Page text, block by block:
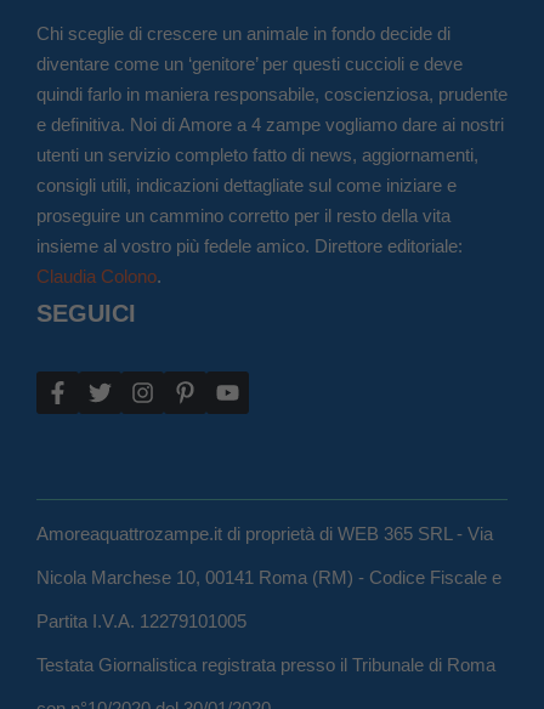
Chi sceglie di crescere un animale in fondo decide di
diventare come un ‘genitore’ per questi cuccioli e deve
quindi farlo in maniera responsabile, coscienziosa, prudente
e definitiva. Noi di Amore a 4 zampe vogliamo dare ai nostri
utenti un servizio completo fatto di news, aggiornamenti,
consigli utili, indicazioni dettagliate sul come iniziare e
proseguire un cammino corretto per il resto della vita
insieme al vostro più fedele amico. Direttore editoriale:
Claudia Colono.
SEGUICI
Amoreaquattrozampe.it di proprietà di WEB 365 SRL - Via
Nicola Marchese 10, 00141 Roma (RM) - Codice Fiscale e
Partita I.V.A. 12279101005
Testata Giornalistica registrata presso il Tribunale di Roma